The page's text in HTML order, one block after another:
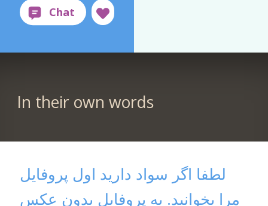
In their own words
لطفا اگر سواد دارید اول پروفایل
مرا بخوانید. به پروفایل بدون عکس